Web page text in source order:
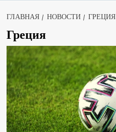
ГЛАВНАЯ НОВОСТИ ГРЕЦИЯ
Греция